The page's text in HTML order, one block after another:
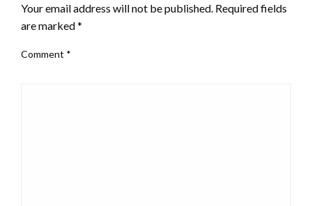
Your email address will not be published. Required fields
are marked*
Comment *